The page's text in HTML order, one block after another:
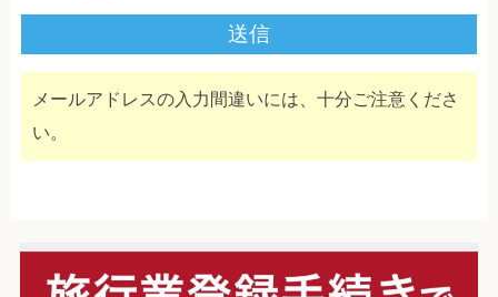
メールアドレスの入力間違いには、十分ご注意くださ
い。